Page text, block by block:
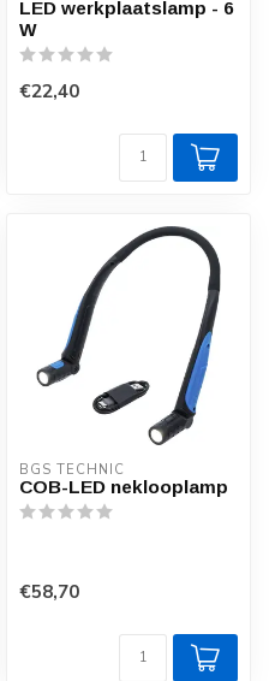
LED werkplaatslamp - 6
W
€22,40
BGS TECHNIC
COB-LED neklooplamp
€58,70